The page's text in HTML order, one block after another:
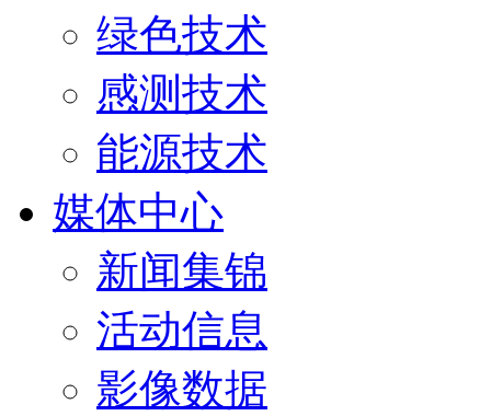
绿色技术
感测技术
能源技术
媒体中心
新闻集锦
活动信息
影像数据